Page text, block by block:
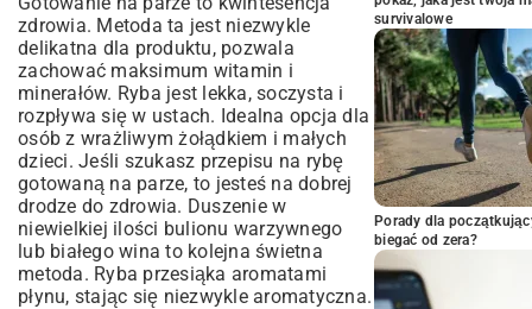
zdrowia. Metoda ta jest niezwykle
delikatna dla produktu, pozwala
zachować maksimum witamin i
minerałów. Ryba jest lekka, soczysta i
rozpływa się w ustach. Idealna opcja dla
osób z wrażliwym żołądkiem i małych
dzieci. Jeśli szukasz przepisu na rybę
gotowaną na parze, to jesteś na dobrej
drodze do zdrowia. Duszenie w
niewielkiej ilości bulionu warzywnego
lub białego wina to kolejna świetna
metoda. Ryba przesiąka aromatami
płynu, stając się niezwykle aromatyczna.
survivalowe
Porady dla
biegać od zera?